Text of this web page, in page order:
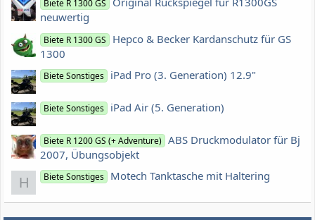
Biete R 1300 GS
neuwertig
Biete R 1300 GS
Hepco & Becker Kardanschutz für GS
1300
Biete Sonstiges iPad Pro (3. Generation) 12.9"
Biete Sonstiges iPad Air (5. Generation)
Biete R 1200 GS (+ Adventure) ABS Druckmodulator für Bj
2007, Übungsobjekt
H Biete Sonstiges Motech Tanktasche mit Haltering